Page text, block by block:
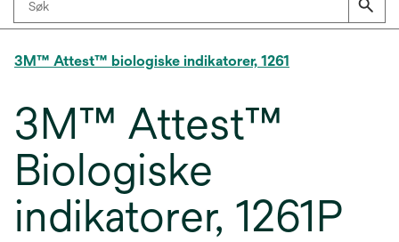
3M™ Attest™ biologiske indikatorer, 1261
3M™ Attest™
Biologiske
indikatorer, 1261P